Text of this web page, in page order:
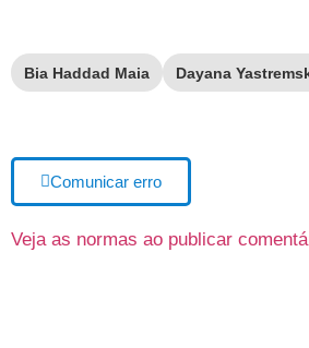
Bia Haddad Maia Dayana
Comunicar erro
Veja as normas ao publicar